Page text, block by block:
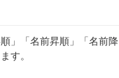
」「名前昇順」「名前降
す。